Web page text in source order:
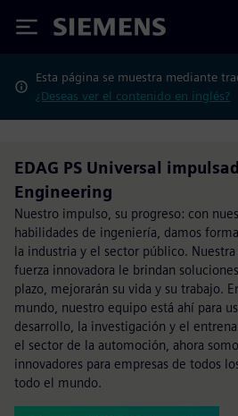
Siemens
Esta página se muestra mediante
¿Deseas ver el contenido en inglés?
EDAG PS Universal
Engineering
Nuestro impulso, su progreso: con
habilidades de ingeniería, damos
la industria y el sector público.
fuerza innovadora le brindan
plazo, mejorarán su vida y su trabajo.
mundo, nuestro equipo está ahí para
desarrollo, la investigación y el
el sector de la automoción, ahora
innovadores para empresas de todos
todo el mundo.